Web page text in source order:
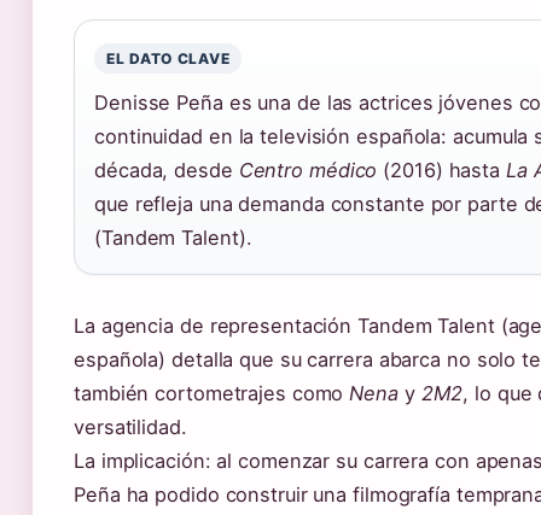
EL DATO CLAVE
Denisse Peña es una de las actrices jóvenes
continuidad en la televisión española: acumula
década, desde Centro médico (2016) hasta La
que refleja una demanda constante por parte
(Tandem Talent).
La agencia de representación Tandem Talent
española) detalla que su carrera abarca no solo
también cortometrajes comoNenay 2M2, lo que
versatilidad.
La implicación: al comenzar su carrera con
Peña ha podido construir una filmografía